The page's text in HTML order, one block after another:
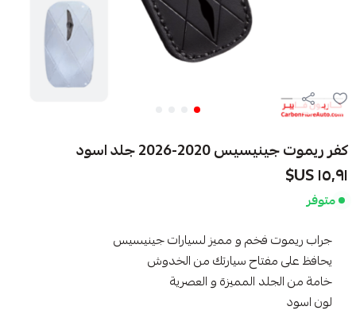
كفر ريموت جينيسيس 2020-2026 جلد اسود
١٥٫٩١ US$
متوفر
جراب ريموت فخم و مميز لسيارات جينيسيس
يحافظ على مفتاح سيارتك من الخدوش
خامة من الجلد المميزة و العصرية
لون اسود